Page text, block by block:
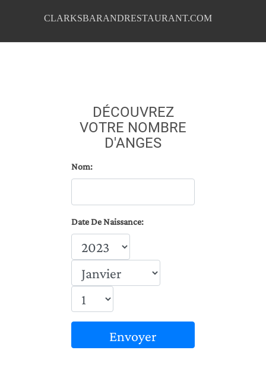
CLARKSBARANDRESTAURANT.COM
DÉCOUVREZ
VOTRE NOMBRE
D'ANGES
Nom:
Date De Naissance:
Envoyer